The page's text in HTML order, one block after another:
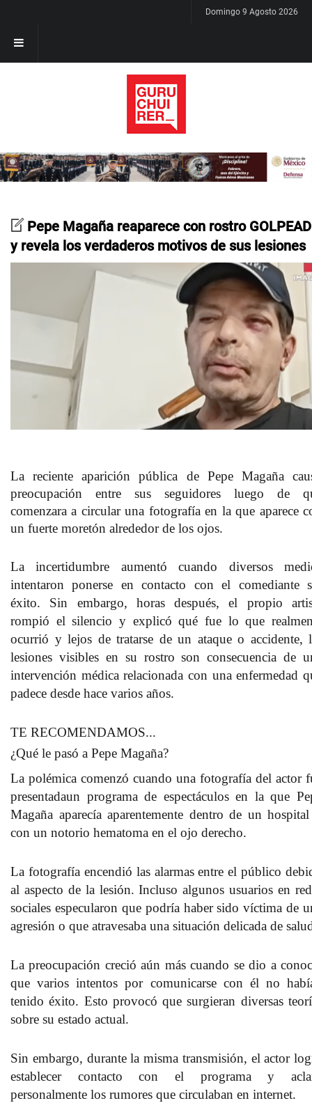
Domingo 9 Agosto 2026
Pepe Magaña reaparece con rostro
y revela los verdaderos motivos de sus lesiones
La reciente aparición pública de Pepe Magaña
preocupación entre sus seguidores luego de
comenzara a circular una fotografía en la que aparece
un fuerte moretón alrededor de los ojos.
La incertidumbre aumentó cuando diversos
intentaron ponerse en contacto con el comediante
éxito. Sin embargo, horas después,el propio
rompió el silencio y explicó qué fue lo que
ocurrió y lejos de tratarse de un ataque o accidente,
lesiones visibles en su rostro son consecuencia de
intervención médica relacionada con una enfermedad
padece desde hace varios años.
TE RECOMENDAMOS...
¿Qué le pasó a Pepe Magaña?
La polémica comenzó cuando una fotografía del actor
presentadaun programa de espectáculos en la que
Magaña aparecía aparentemente dentro de un
con un notorio hematoma en el ojo derecho.
La fotografía encendió las alarmas entre el público
al aspecto de la lesión. Incluso algunos usuarios en
sociales especularon que podría haber sido víctima de
agresión o que atravesaba una situación delicada de
La preocupación creció aún más cuando se dio a
que varios intentos por comunicarse con él no
tenido éxito. Esto provocó que surgieran diversas
sobre su estado actual.
Sin embargo, durante la misma transmisión, el actor
establecer contacto con el programa y
personalmente los rumores que circulaban en internet.